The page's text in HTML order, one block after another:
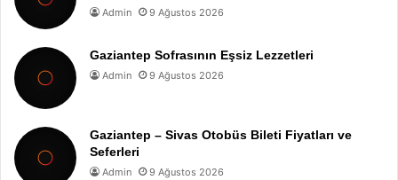
Admin 9 Ağustos 2026
Gaziantep Sofrasının Eşsiz Lezzetleri
Admin 9 Ağustos 2026
Gaziantep – Sivas Otobüs Bileti Fiyatları ve
Seferleri
Admin 9 Ağustos 2026